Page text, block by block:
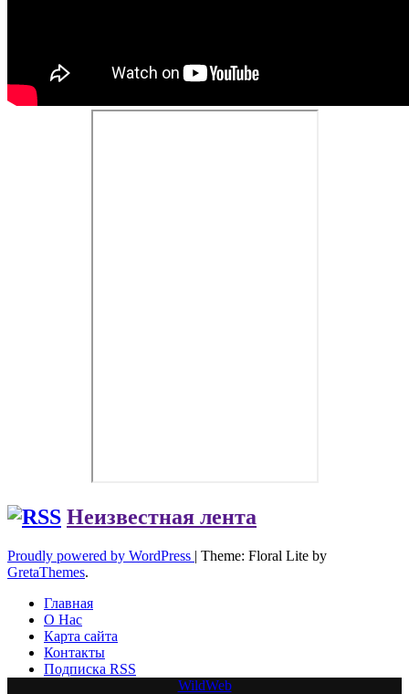
Неизвестная лента
Proudly powered by WordPress | Theme: Floral Lite by
GretaThemes.
Главная
О Нас
Карта сайта
Контакты
Подписка RSS
WildWeb